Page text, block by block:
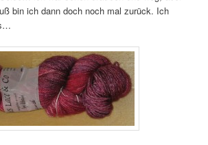
bin ich dann doch noch mal zurück. Ich